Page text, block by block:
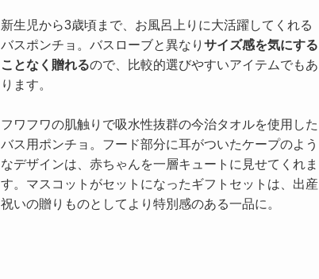
新生児から3歳頃まで、お風呂上りに大活躍してくれる
バスポンチョ。バスローブと異なり サイズ感を気にする
ことなく贈れるので、比較的選びやすいアイテムでもあ
ります。
フワフワの肌触りで吸水性抜群の今治タオルを使用した
バス用ポンチョ。フード部分に耳がついたケープのよう
なデザインは、赤ちゃんを一層キュートに見せてくれま
す。マスコットがセットになったギフトセットは、出産
祝いの贈りものとしてより特別感のある一品に。